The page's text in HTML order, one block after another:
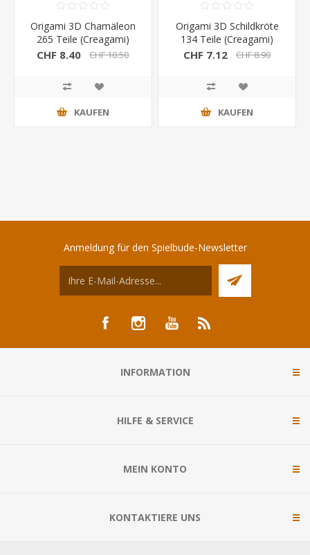
Origami 3D Chamäleon
265 Teile (Creagami)
CHF 8.40 CHF 10.50
KAUFEN
Origami 3D Schildkröte
134 Teile (Creagami)
CHF 7.12 CHF 8.90
KAUFEN
Anmeldung für den Spielbude-Newsletter
INFORMATION
HILFE & SERVICE
MEIN KONTO
KONTAKTIERE UNS